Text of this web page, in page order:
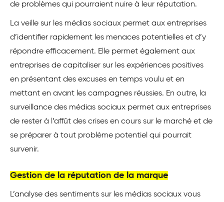
de problèmes qui pourraient nuire à leur réputation.
La veille sur les médias sociaux permet aux entreprises
d’identifier rapidement les menaces potentielles et d’y
répondre efficacement. Elle permet également aux
entreprises de capitaliser sur les expériences positives
en présentant des excuses en temps voulu et en
mettant en avant les campagnes réussies. En outre, la
surveillance des médias sociaux permet aux entreprises
de rester à l’affût des crises en cours sur le marché et de
se préparer à tout problème potentiel qui pourrait
survenir.
Gestion de la réputation de la marque
L’analyse des sentiments sur les médias sociaux vous